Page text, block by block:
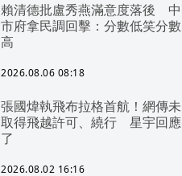
賴清德批盧秀燕滿意度落後 中
市府拿民調回擊：分數低笑分數
高
2026.08.06 08:18
張國煒執飛布拉格首航！網傳未
取得飛越許可、繞行 星宇回應
了
2026.08.02 16:16